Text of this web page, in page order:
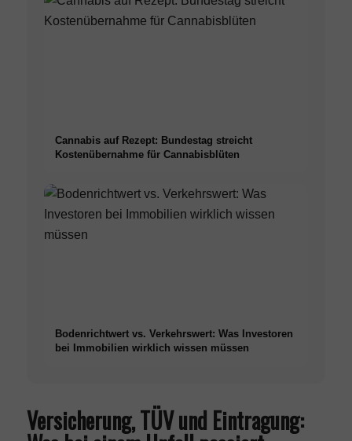
Cannabis auf Rezept: Bundestag streicht
Kostenübernahme für Cannabisblüten
Bodenrichtwert vs. Verkehrswert: Was Investoren
bei Immobilien wirklich wissen müssen
Versicherung, TÜV und Eintragung: